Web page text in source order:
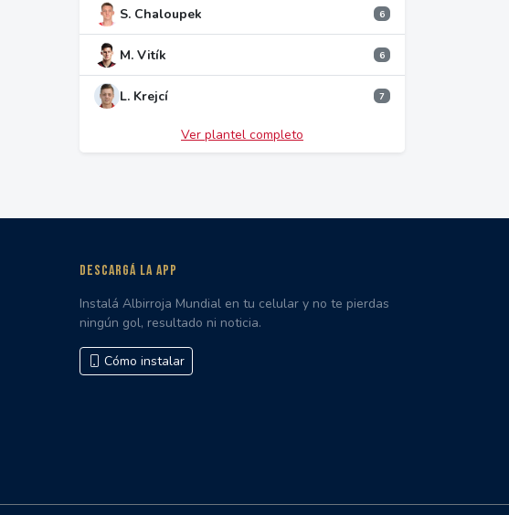
S. Chaloupek 6
M. Vitík 6
L. Krejcí 7
Ver plantel completo
DESCARGÁ LA APP
Instalá Albirroja Mundial en tu celular y no te pierdas
ningún gol, resultado ni noticia.
Cómo instalar